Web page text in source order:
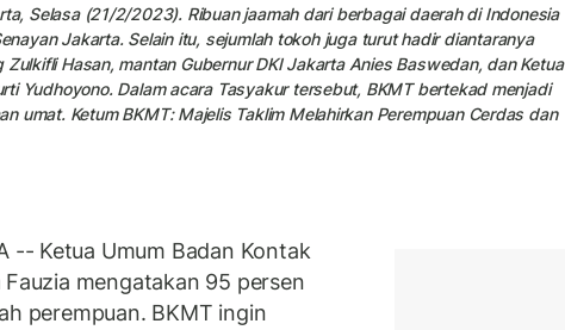
Selasa (21/2/2023). Ribuan jaamah dari berbagai daerah di Indonesia
Jakarta. Selain itu, sejumlah tokoh juga turut hadir diantaranya
Hasan, mantan Gubernur DKI Jakarta Anies Baswedan, dan Ketua
Yudhoyono. Dalam acara Tasyakur tersebut, BKMT bertekad menjadi
umat. Ketum BKMT: Majelis Taklim Melahirkan Perempuan Cerdas dan
-- Ketua Umum Badan Kontak
mengatakan 95 persen
perempuan. BKMT ingin